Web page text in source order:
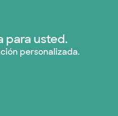
para usted.
personalizada.